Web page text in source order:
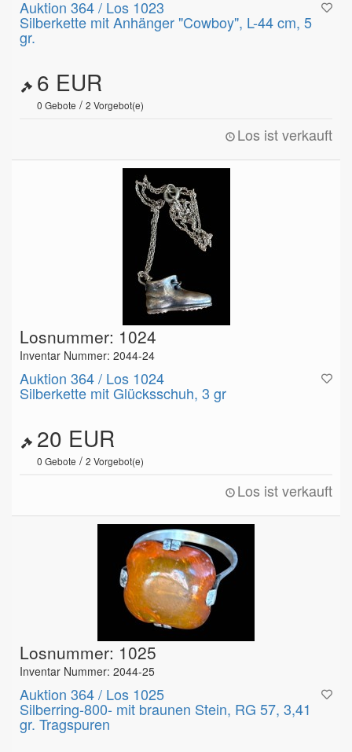
Auktion 364 / Los 1023
Silberkette mit Anhänger "Cowboy", L-44 cm, 5
gr.
6 EUR
0 Gebote / 2 Vorgebot(e)
Los ist verkauft
Losnummer: 1024
Inventar Nummer: 2044-24
Auktion 364 / Los 1024
Silberkette mit Glücksschuh, 3 gr
20 EUR
0 Gebote / 2 Vorgebot(e)
Los ist verkauft
Losnummer: 1025
Inventar Nummer: 2044-25
Auktion 364 / Los 1025
Silberring-800- mit braunen Stein, RG 57, 3,41
gr. Tragspuren